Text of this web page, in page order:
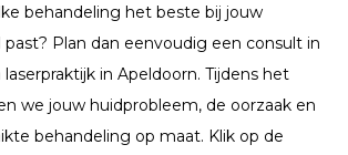
behandeling het beste bij jouw
Plan dan eenvoudig een consult in
in Apeldoorn. Tijdens het
we jouw huidprobleem, de oorzaak en
behandeling op maat. Klik op de